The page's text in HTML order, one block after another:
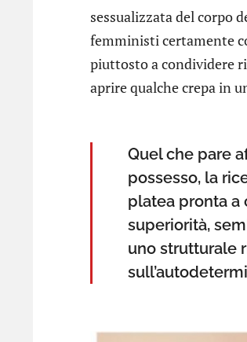
sessualizzata del corpo
femministi certamente
piuttosto a condividere
aprire qualche crepa in
Quel che pare
possesso, la
platea pronta a
superiorità,
uno strutturale